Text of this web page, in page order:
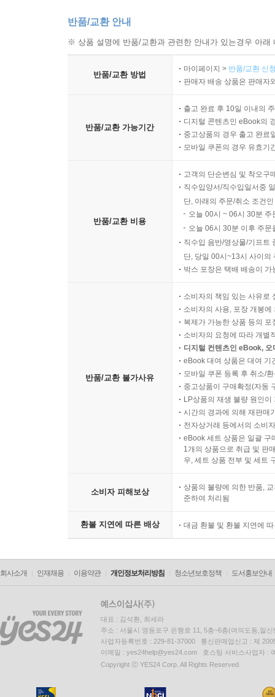
반품/교환 안내
※ 상품 설명에 반품/교환과 관련한 안내가 있는경우 아
반품/교환 방법
마이페이지 > 반품/교환 신
판매자 배송 상품은 판매자
반품/교환 가능기간
출고 완료 후 10일 이내의
디지털 콘텐츠인 eBook의
중고상품의 경우 출고 완료
모바일 쿠폰의 경우 유효기
반품/교환 비용
고객의 단순변심 및 착오구
직수입양서/직수입일서중
단, 아래의 주문/취소 조건
오늘 00시 ~ 06시 30분
오늘 06시 30분 이후 주
직수입 음반/영상물/기프트
단, 당일 00시~13시 사이의
박스 포장은 택배 배송이
반품/교환 불가사유
소비자의 책임 있는 사유로
소비자의 사용, 포장 개봉
복제가 가능한 상품 등의
소비자의 요청에 따라 개별
디지털 컨텐츠인 eBook,
eBook 대여 상품은 대여 기
모바일 쿠폰 등록 후 취소/
중고상품이 구매확정(자동
LP상품의 재생 불량 원인
시간의 경과에 의해 재판매
전자상거래 등에서의 소비
eBook 세트 상품은 일괄 구
1개의 상품으로 취급 및 판
우, 세트 상품 전부 및 세트
소비자 피해보상
상품의 불량에 의한 반품,
준하여 처리됨
환불 지연에 따른 배상 대금 환불 및 환불 지연에
회사소개 인재채용 이용약관 개인정보처리방침 청소년보호정책 도서홍보안내
대표 : 김석환, 최세라
주소 : 서울시 영등포구 은행로 11, 5층~6층(여의도동,일신
사업자등록번호 : 229-81-37000 통신판매업신고 : 제
이메일 : yes24help@yes24.com 호스팅 서비스사업자 :
Copyright ⓒ YES24 Corp. All Rights Reserved.